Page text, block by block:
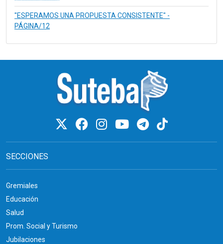
"ESPERAMOS UNA PROPUESTA CONSISTENTE" -
PÁGINA/12
SECCIONES
Gremiales
Educación
Salud
Prom. Social y Turismo
Jubilaciones